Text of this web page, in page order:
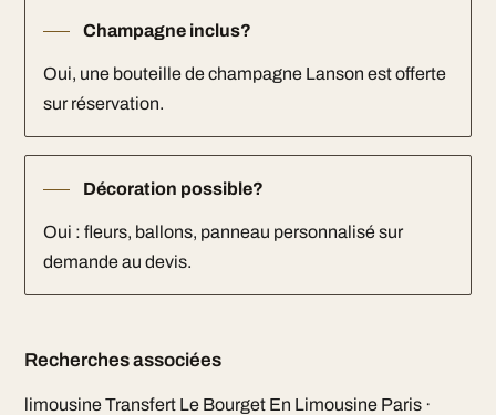
Champagne inclus?
Oui, une bouteille de champagne Lanson est offerte
sur réservation.
Décoration possible?
Oui : fleurs, ballons, panneau personnalisé sur
demande au devis.
Recherches associées
limousine Transfert Le Bourget En Limousine Paris ·